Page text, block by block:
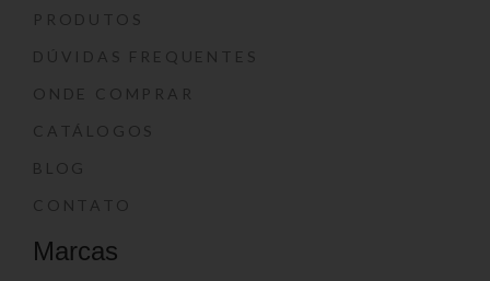
PRODUTOS
DÚVIDAS FREQUENTES
ONDE COMPRAR
CATÁLOGOS
BLOG
CONTATO
Marcas